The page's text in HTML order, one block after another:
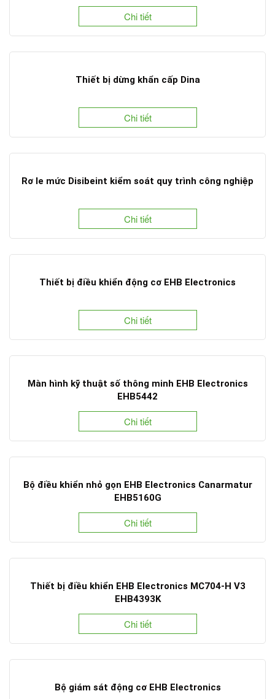
Chi tiết
Thiết bị dừng khẩn cấp Dina
Chi tiết
Rơ le mức Disibeint kiểm soát quy trình công nghiệp
Chi tiết
Thiết bị điều khiển động cơ EHB Electronics
Chi tiết
Màn hình kỹ thuật số thông minh EHB Electronics
EHB5442
Chi tiết
Bộ điều khiển nhỏ gọn EHB Electronics Canarmatur
EHB5160G
Chi tiết
Thiết bị điều khiển EHB Electronics MC704-H V3
EHB4393K
Chi tiết
Bộ giám sát động cơ EHB Electronics